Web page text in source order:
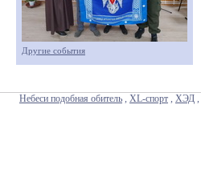
Другие события
Небеси подобная обитель , XL-спорт , ХЭД ,